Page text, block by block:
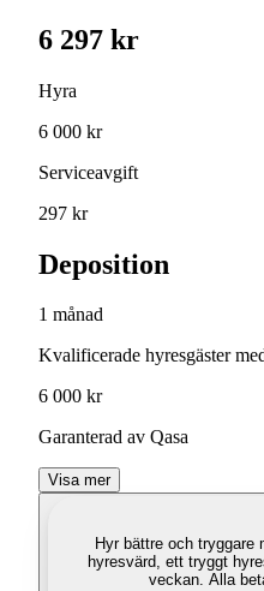
6 297 kr
Hyra
6 000 kr
Serviceavgift
297 kr
Deposition
1 månad
Kvalificerade hyresgäster
6 000 kr
Garanterad av Qasa
Visa mer
Hyr bättre och tryggare
hyresvärd, ett tryggt
veckan. Alla